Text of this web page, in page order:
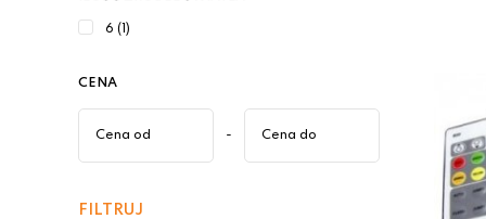
6 (1)
CENA
-
FILTRUJ